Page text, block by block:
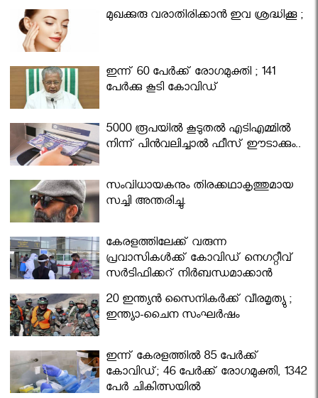
മുഖക്കുരു വരാതിരിക്കാന്‍ ഇവ ശ്രദ്ധിക്കൂ ;
ഇന്ന് 60 പേർക്ക് രോഗമുക്തി ; 141
പേര്‍ക്കു കൂടി കോവിഡ്
5000 രൂപയിൽ കൂടുതൽ എടിഎമ്മിൽ
നിന്ന് പിൻവലിച്ചാൽ ഫീസ് ഈടാക്കും..
സംവിധായകനും തിരക്കഥാകൃത്തുമായ
സച്ചി അന്തരിച്ചു.
കേരളത്തിലേക്ക് വരുന്ന
പ്രവാസികള്‍ക്ക് കോവിഡ് നെഗറ്റീവ്
സര്‍ട്ടിഫിക്കറ്റ് നിർബന്ധമാക്കാൻ
മന്ത്രിസഭ
20 ഇന്ത്യൻ സൈനികർക്ക് വീരമൃത്യു ;
ഇന്ത്യാ-ചൈന സംഘർഷം
ഇന്ന് കേരളത്തിൽ 85 പേർക്ക്
കോവിഡ്; 46 പേർക്ക് രോഗമുക്തി, 1342
പേർ ചികിത്സയിൽ